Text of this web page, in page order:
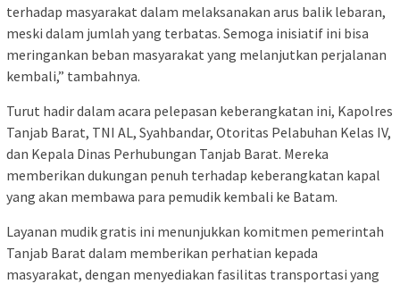
terhadap masyarakat dalam melaksanakan arus balik lebaran,
meski dalam jumlah yang terbatas. Semoga inisiatif ini bisa
meringankan beban masyarakat yang melanjutkan perjalanan
kembali,” tambahnya.
Turut hadir dalam acara pelepasan keberangkatan ini, Kapolres
Tanjab Barat, TNI AL, Syahbandar, Otoritas Pelabuhan Kelas IV,
dan Kepala Dinas Perhubungan Tanjab Barat. Mereka
memberikan dukungan penuh terhadap keberangkatan kapal
yang akan membawa para pemudik kembali ke Batam.
Layanan mudik gratis ini menunjukkan komitmen pemerintah
Tanjab Barat dalam memberikan perhatian kepada
masyarakat, dengan menyediakan fasilitas transportasi yang